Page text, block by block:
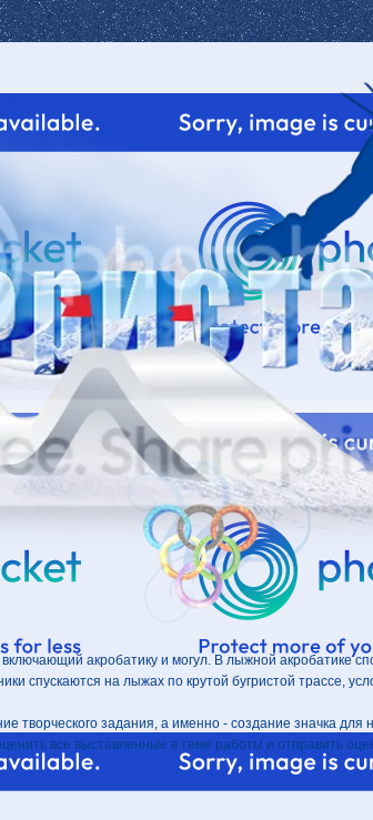
акробатику и могул. В лыжной акробатике
спускаются на лыжах по крутой бугристой трассе,
творческого задания, а именно - создание значка
все выставленные в теме работы и отправить